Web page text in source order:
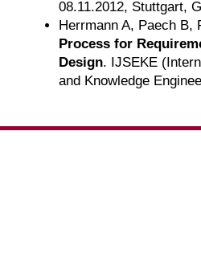
08.11.2012, Stuttgart,
Herrmann A, Paech
Process for
Design. IJSEKE
and Knowledge